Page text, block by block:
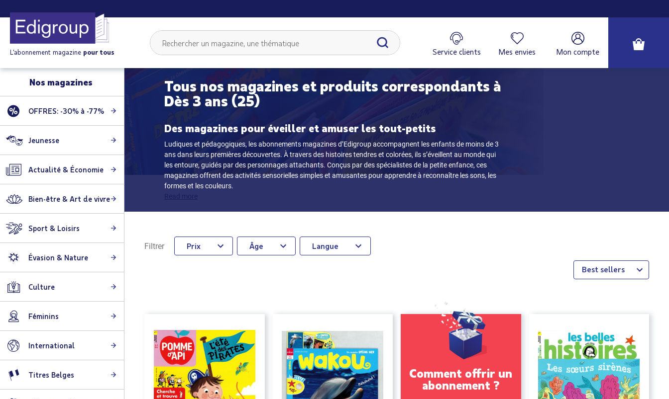
Service clients Mes envies Mon compte
L'abonnement magazine pour tous
Tous nos magazines et produits correspondants à
Dès 3 ans (25)
Des magazines pour éveiller et amuser les tout-petits
Ludiques et pédagogiques, les abonnements magazines d’Edigroup accompagnent les enfants de moins de 3
ans dans leurs premières découvertes. À travers des histoires tendres et colorées, ils s’éveillent au monde qui
les entoure, guidés par des personnages attachants. Conçus par des spécialistes de la petite enfance, ces
magazines offrent des activités sensorielles simples et amusantes pour apprendre à reconnaître les sons, les
formes et les couleurs.
Filtrer Prix Âge Langue
Best sellers
Comment offrir un
abonnement ?
Nos magazines
OFFRES: -30% à -77%
Jeunesse
Actualité & Économie
Bien-être & Art de vivre
Sport & Loisirs
Évasion & Nature
Culture
Féminins
International
Titres Belges